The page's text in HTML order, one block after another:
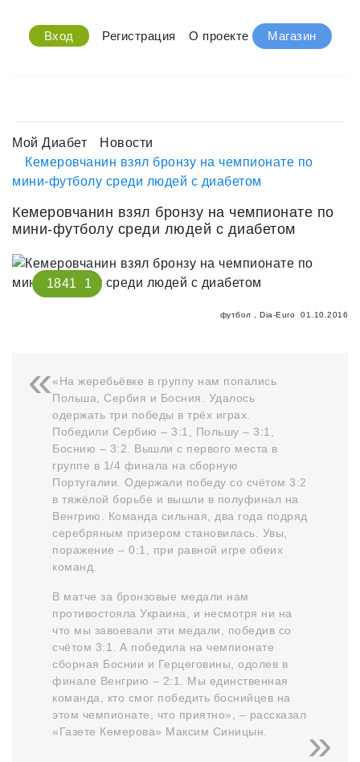
Вход Регистрация О проекте Магазин
Мой Диабет
Новости
Кемеровчанин взял бронзу на чемпионате по
мини-футболу среди людей с диабетом
Кемеровчанин взял бронзу на чемпионате по
мини-футболу среди людей с диабетом
1841 1
футбол Dia-Euro 01.10.2016
«На жеребьёвке в группу нам попались
Польша, Сербия и Босния. Удалось
одержать три победы в трёх играх.
Победили Сербию – 3:1, Польшу – 3:1,
Боснию – 3:2. Вышли с первого места в
группе в 1/4 финала на сборную
Португалии. Одержали победу со счётом 3:2
в тяжёлой борьбе и вышли в полуфинал на
Венгрию. Команда сильная, два года подряд
серебряным призером становилась. Увы,
поражение – 0:1, при равной игре обеих
команд.
В матче за бронзовые медали нам
противостояла Украина, и несмотря ни на
что мы завоевали эти медали, победив со
счётом 3:1. А победила на чемпионате
сборная Боснии и Герцеговины, одолев в
финале Венгрию – 2:1. Мы единственная
команда, кто смог победить боснийцев на
этом чемпионате, что приятно», – рассказал
«Газете Кемерова» Максим Синицын.